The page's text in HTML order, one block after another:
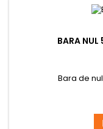
BARA
Bara de